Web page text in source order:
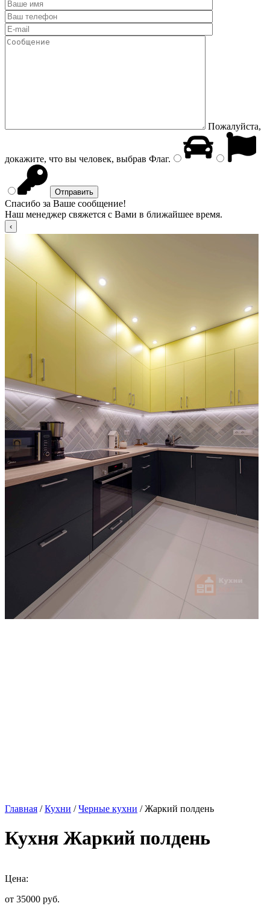
Пожалуйста,
докажите, что вы человек, выбрав Флаг.
Спасибо за Ваше сообщение!
Наш менеджер свяжется с Вами в ближайшее время.
Главная /Кухни /Черные кухни / Жаркий полдень
Кухня Жаркий полдень
Цена:
от 35000 руб.